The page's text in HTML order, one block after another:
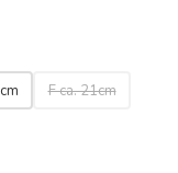
F ca. 21cm